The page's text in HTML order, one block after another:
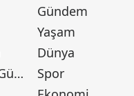
Canan Barlas ile Gündem
Gündem
Yaşam
Dünya
Spor